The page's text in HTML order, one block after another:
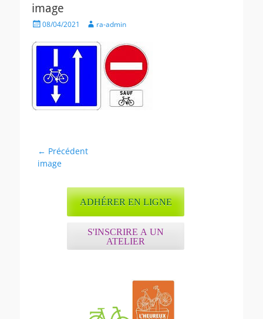
image
Posted08/04/2021 Authorra-admin
Navigation
de
← Précédent
Article
image
ADHÉRER EN LIGNE
S'INSCRIRE A UN
ATELIER